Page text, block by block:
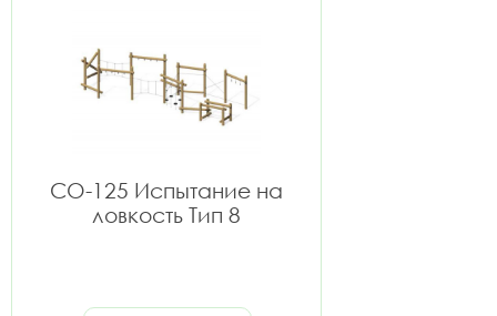
СО-125 Испытание на
ловкость Тип 8